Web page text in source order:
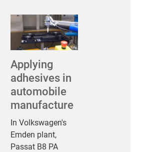
Applying
adhesives in
automobile
manufacture
In Volkswagen's
Emden plant,
Passat B8 PA